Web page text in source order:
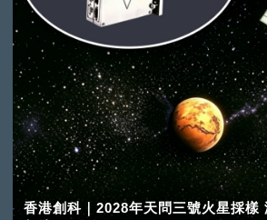
香港創科｜2028年天問三號火星採樣